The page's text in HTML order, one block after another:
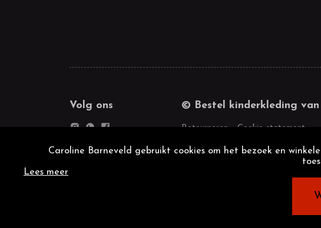
Volg ons © Bestel kinderkleding
Retourneren Cookie statement
Caroline Barneveld gebruikt cookies om het bezoek en
Lees meer